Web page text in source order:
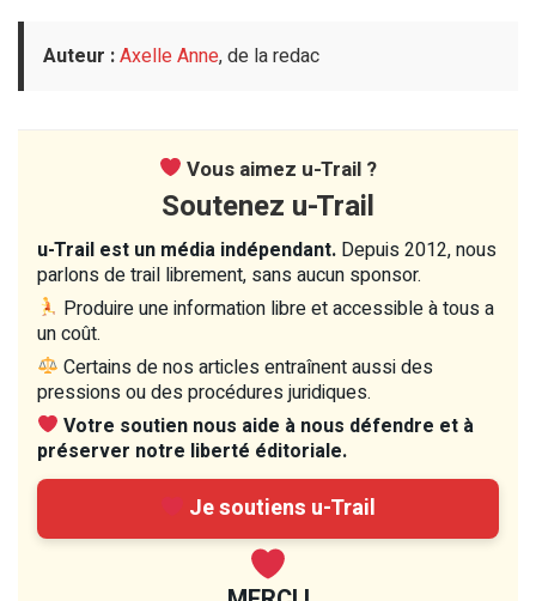
Auteur :Axelle Anne, de la redac
Vous aimez u-Trail ?
Soutenez u-Trail
u-Trail est un média indépendant. Depuis 2012, nous
parlons de trail librement, sans aucun sponsor.
Produire une information libre et accessible à tous a
un coût.
Certains de nos articles entraînent aussi des
pressions ou des procédures juridiques.
Votre soutien nous aide à nous défendre et à
préserver notre liberté éditoriale.
Je soutiens u-Trail